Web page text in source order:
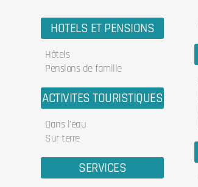
HOTELS ET PENSIONS
Hôtels
Pensions de famille
ACTIVITES TOURISTIQUES
Dans l'eau
Sur terre
SERVICES